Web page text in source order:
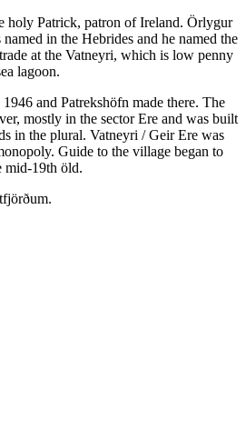
holy Patrick, patron of Ireland. Örlygur
in the Hebrides and he named the
at the Vatneyri, which is low penny
lagoon.
and Patrekshöfn made there. The
mostly in the sector Ere and was built
in the plural. Vatneyri / Geir Ere was
Guide to the village began to
mid-19th öld.